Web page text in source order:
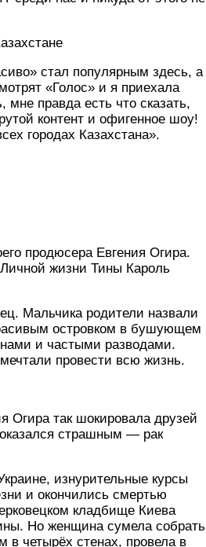
стал популярным здесь, а
«Голос» и я приехала
правда есть что сказать,
контент и офигенное шоу!
городах Казахстана».
продюсера Евгения Огира.
жизни Тины Кароль
Мальчика родители назвали
островком в бушующем
и частыми разводами.
провести всю жизнь.
Огира так шокировала друзей
страшным — рак
изнурительные курсы
и окончились смертью
кладбище Киева
Но женщина сумела собрать
в четырёх стенах, провела в